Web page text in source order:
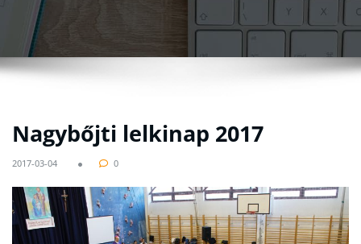
Nagybőjti lelkinap 2017
2017-03-04 0